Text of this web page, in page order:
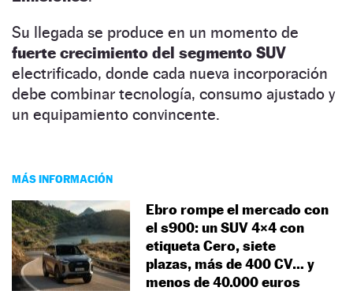
Su llegada se produce en un momento de
fuerte crecimiento del segmento SUV
electrificado, donde cada nueva incorporación
debe combinar tecnología, consumo ajustado y
un equipamiento convincente.
MÁS INFORMACIÓN
Ebro rompe el mercado con
el s900: un SUV 4×4 con
etiqueta Cero, siete
plazas, más de 400 CV… y
menos de 40.000 euros